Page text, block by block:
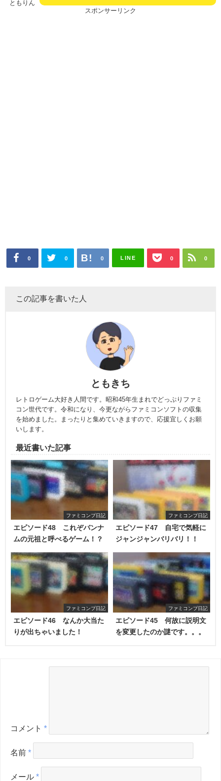
ともりん
スポンサーリンク
0 0 0 LINE 0 0
この記事を書いた人
ともきち
レトロゲーム大好き人間です。昭和45年生まれでどっぷりファミ
コン世代です。令和になり、今更ながらファミコンソフトの収集
を始めました。まったりと集めていきますので、応援宜しくお願
いします。
最近書いた記事
ファミコンプ日記
エピソード48 これぞバンナ
ムの元祖と呼べるゲーム！？
ファミコンプ日記
エピソード47 自宅で気軽に
ジャンジャンバリバリ！！
ファミコンプ日記
エピソード46 なんか大当た
りが出ちゃいました！
ファミコンプ日記
エピソード45 何故に説明文
を変更したのか謎です。。。
コメント *
名前 *
メール *